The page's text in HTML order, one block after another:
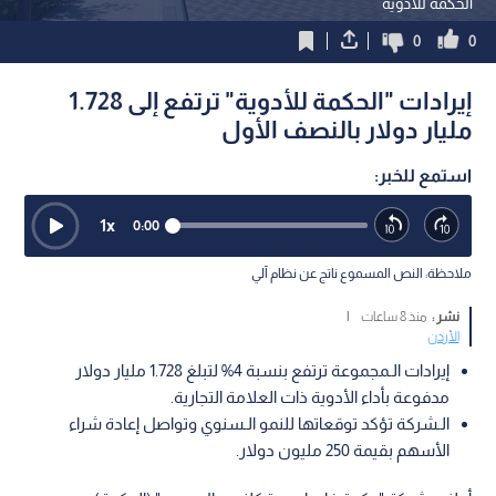
0
0
إيرادات "الحكمة للأدوية" ترتفع إلى 1.728
مليار دولار بالنصف الأول
استمع للخبر:
0:00
1x
ملاحظة: النص المسموع ناتج عن نظام آلي
نشر : منذ 8 ساعات
|
الأردن
إيرادات الـمجموعة ترتفع بنسبة 4% لتبلغ 1.728 مليار دولار
مدفوعة بأداء الأدوية ذات العلامة التجارية.
الـشركة تؤكد توقعاتها للنمو الـسنوي وتواصل إعادة شراء
الأسهم بقيمة 250 مليون دولار.